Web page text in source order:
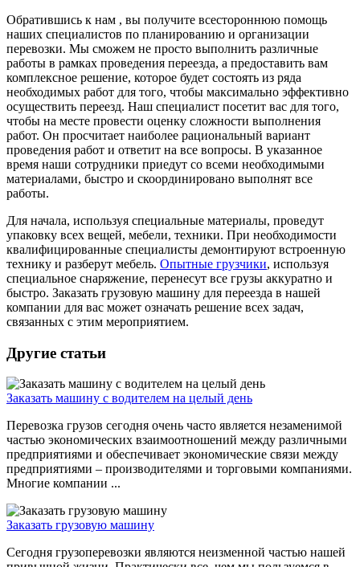
Обратившись к нам , вы получите всестороннюю помощь
наших специалистов по планированию и организации
перевозки. Мы сможем не просто выполнить различные
работы в рамках проведения переезда, а предоставить вам
комплексное решение, которое будет состоять из ряда
необходимых работ для того, чтобы максимально эффективно
осуществить переезд. Наш специалист посетит вас для того,
чтобы на месте провести оценку сложности выполнения
работ. Он просчитает наиболее рациональный вариант
проведения работ и ответит на все вопросы. В указанное
время наши сотрудники приедут со всеми необходимыми
материалами, быстро и скоординировано выполнят все
работы.
Для начала, используя специальные материалы, проведут
упаковку всех вещей, мебели, техники. При необходимости
квалифицированные специалисты демонтируют встроенную
технику и разберут мебель. Опытные грузчики, используя
специальное снаряжение, перенесут все грузы аккуратно и
быстро. Заказать грузовую машину для переезда в нашей
компании для вас может означать решение всех задач,
связанных с этим мероприятием.
Другие статьи
Заказать машину с водителем на целый день
Перевозка грузов сегодня очень часто является незаменимой
частью экономических взаимоотношений между различными
предприятиями и обеспечивает экономические связи между
предприятиями – производителями и торговыми компаниями.
Многие компании ...
Заказать грузовую машину
Сегодня грузоперевозки являются неизменной частью нашей